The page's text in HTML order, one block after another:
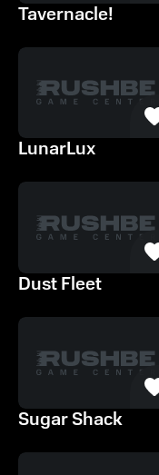
Tavernacle!
LunarLux
Dust Fleet
Sugar Shack